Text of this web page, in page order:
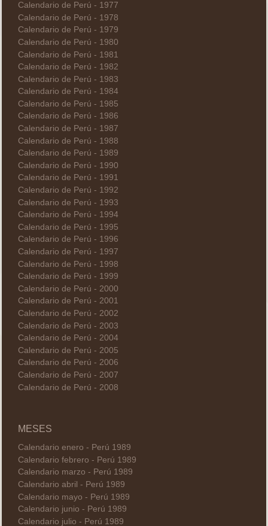
Calendario de Perú - 1977
Calendario de Perú - 1978
Calendario de Perú - 1979
Calendario de Perú - 1980
Calendario de Perú - 1981
Calendario de Perú - 1982
Calendario de Perú - 1983
Calendario de Perú - 1984
Calendario de Perú - 1985
Calendario de Perú - 1986
Calendario de Perú - 1987
Calendario de Perú - 1988
Calendario de Perú - 1989
Calendario de Perú - 1990
Calendario de Perú - 1991
Calendario de Perú - 1992
Calendario de Perú - 1993
Calendario de Perú - 1994
Calendario de Perú - 1995
Calendario de Perú - 1996
Calendario de Perú - 1997
Calendario de Perú - 1998
Calendario de Perú - 1999
Calendario de Perú - 2000
Calendario de Perú - 2001
Calendario de Perú - 2002
Calendario de Perú - 2003
Calendario de Perú - 2004
Calendario de Perú - 2005
Calendario de Perú - 2006
Calendario de Perú - 2007
Calendario de Perú - 2008
MESES
Calendario enero - Perú 1989
Calendario febrero - Perú 1989
Calendario marzo - Perú 1989
Calendario abril - Perú 1989
Calendario mayo - Perú 1989
Calendario junio - Perú 1989
Calendario julio - Perú 1989